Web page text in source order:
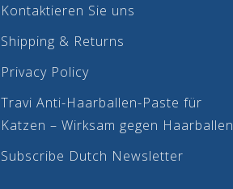
Kontaktieren Sie uns
Shipping & Returns
Privacy Policy
Travi Anti-Haarballen-Paste für
Katzen – Wirksam gegen Haarballen
Subscribe Dutch Newsletter